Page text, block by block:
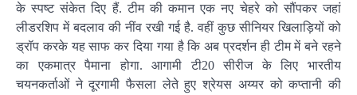
के स्पष्ट संकेत दिए हैं. टीम की कमान एक नए चेहरे को सौंपकर जहां
लीडरशिप में बदलाव की नींव रखी गई है. वहीं कुछ सीनियर खिलाड़ियों को
ड्रॉप करके यह साफ कर दिया गया है कि अब प्रदर्शन ही टीम में बने रहने
का एकमात्र पैमाना होगा. आगामी टी20 सीरीज के लिए भारतीय
चयनकर्ताओं ने दूरगामी फैसला लेते हुए श्रेयस अय्यर को कप्तानी की